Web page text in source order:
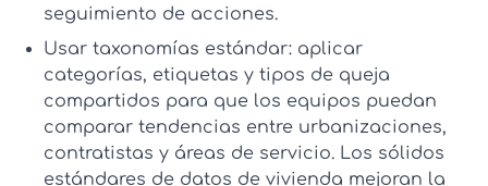
seguimiento de acciones.
Usar taxonomías estándar: aplicar
categorías, etiquetas y tipos de queja
compartidos para que los equipos puedan
comparar tendencias entre urbanizaciones,
contratistas y áreas de servicio. Los sólidos
estándares de datos de vivienda mejoran la